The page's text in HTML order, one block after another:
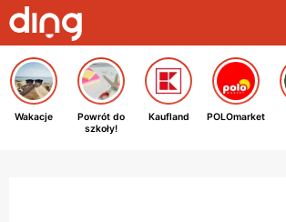
Wakacje
Powrót do
szkoły!
Kaufland POLOmarket